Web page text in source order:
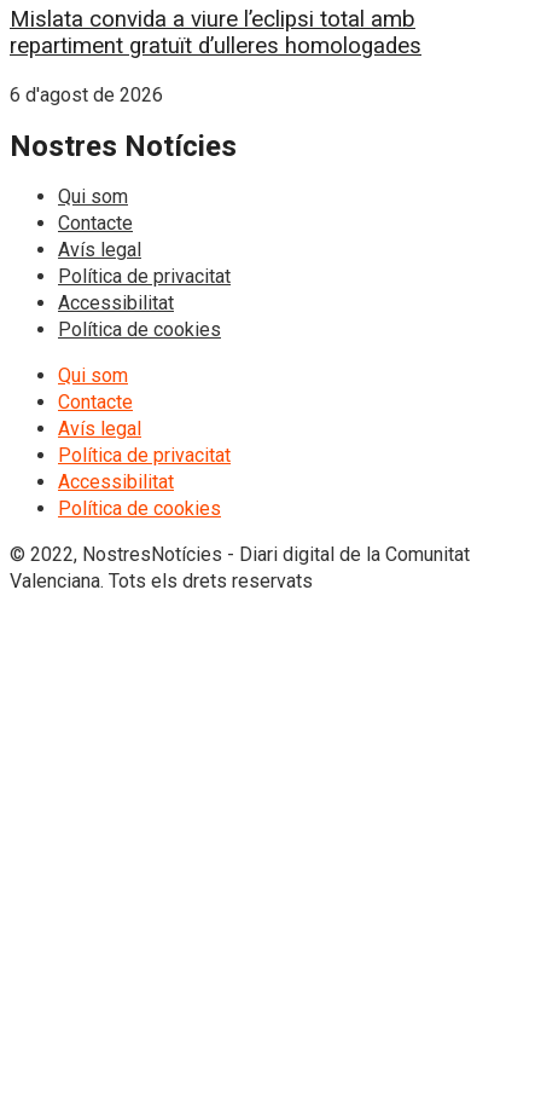
Mislata convida a viure l’eclipsi total amb
repartiment gratuït d’ulleres homologades
6 d'agost de 2026
Nostres Notícies
Qui som
Contacte
Avís legal
Política de privacitat
Accessibilitat
Política de cookies
Qui som
Contacte
Avís legal
Política de privacitat
Accessibilitat
Política de cookies
© 2022, NostresNotícies - Diari digital de la Comunitat
Valenciana. Tots els drets reservats